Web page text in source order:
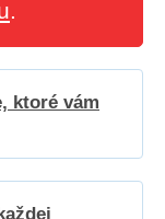
.
ktoré vám